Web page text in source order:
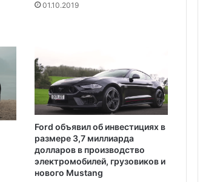
доступен для сдачи в аренду для
отдыха
01.10.2019
Ford объявил об инвестициях в
размере 3,7 миллиарда
долларов в производство
электромобилей, грузовиков и
нового Mustang